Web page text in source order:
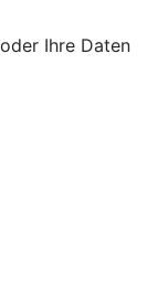
Ihre Daten